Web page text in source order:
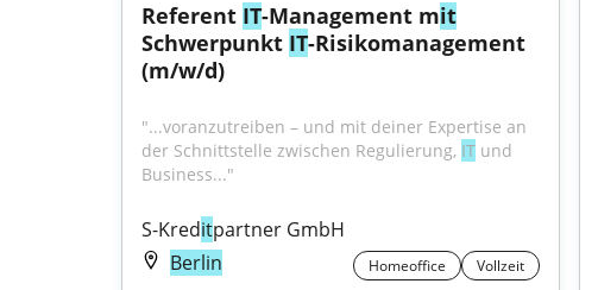
Referent IT-Management mit
Schwerpunkt IT-Risikomanagement
(m/w/d)
"...voranzutreiben – und mit deiner Expertise an
der Schnittstelle zwischen Regulierung, IT und
Business..."
S-Kreditpartner GmbH
Berlin
Homeoffice Vollzeit